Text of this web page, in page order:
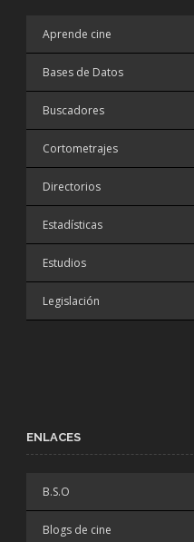
Aprende cine
Bases de Datos
Buscadores
Cortometrajes
Directorios
Estadísticas
Estudios
Legislación
ENLACES
B.S.O
Blogs de cine